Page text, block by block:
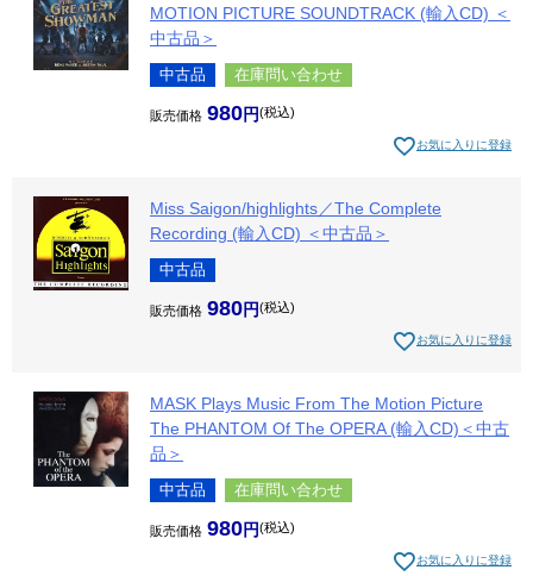
MOTION PICTURE SOUNDTRACK (輸入CD) ＜
中古品＞
中古品 在庫問い合わせ
販売価格 980 税込
お気に入りに登録
Miss Saigon/highlights／The Complete
Recording (輸入CD) ＜中古品＞
中古品
販売価格 980 税込
お気に入りに登録
MASK Plays Music From The Motion Picture
The PHANTOM Of The OPERA (輸入CD)＜中古
品＞
中古品 在庫問い合わせ
販売価格 980 税込
お気に入りに登録